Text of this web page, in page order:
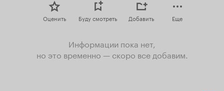
Оценить Буду смотреть Добавить Еще
Информации пока нет,
но это временно — скоро все добавим.